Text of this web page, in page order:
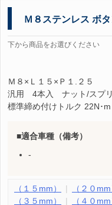
Ｍ８ステンレス ボ
下から商品をお選びください
Ｍ８×Ｌ１５×Ｐ１.２５
汎用 4本入 ナット/スプ
標準締め付けトルク 22N･m
適合車種（備考）
-
（１５mm） （２０mm
（３５mm）
（４０mm